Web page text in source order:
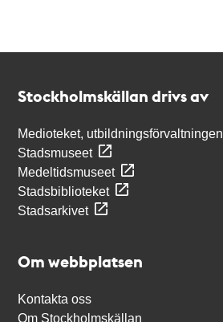
Stockholmskällan drivs av
Medioteket, utbildningsförvaltningen
Stadsmuseet
Medeltidsmuseet
Stadsbiblioteket
Stadsarkivet
Om webbplatsen
Kontakta oss
Om Stockholmskällan